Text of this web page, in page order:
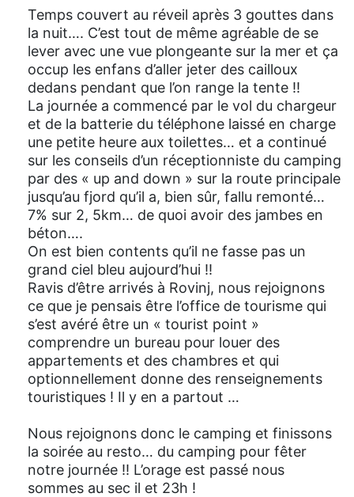
Temps couvert au réveil après 3 gouttes dans
la nuit…. C’est tout de même agréable de se
lever avec une vue plongeante sur la mer et ça
occup les enfans d’aller jeter des cailloux
dedans pendant que l’on range la tente !!
La journée a commencé par le vol du chargeur
et de la batterie du téléphone laissé en charge
une petite heure aux toilettes… et a continué
sur les conseils d’un réceptionniste du camping
par des « up and down » sur la route principale
jusqu’au fjord qu’il a, bien sûr, fallu remonté…
7% sur 2, 5km… de quoi avoir des jambes en
béton….
On est bien contents qu’il ne fasse pas un
grand ciel bleu aujourd’hui !!
Ravis d’être arrivés à Rovinj, nous rejoignons
ce que je pensais être l’office de tourisme qui
s’est avéré être un « tourist point »
comprendre un bureau pour louer des
appartements et des chambres et qui
optionnellement donne des renseignements
touristiques ! Il y en a partout …
Nous rejoignons donc le camping et finissons
la soirée au resto… du camping pour fêter
notre journée !! L’orage est passé nous
sommes au sec il et 23h !